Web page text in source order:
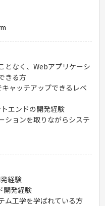
となく、Webアプリケーシ
きる方
キャッチアップできるレベ
エンドの開発経験
ションを取りながらシステ
経験
開発経験
ム工学を学ばれている方